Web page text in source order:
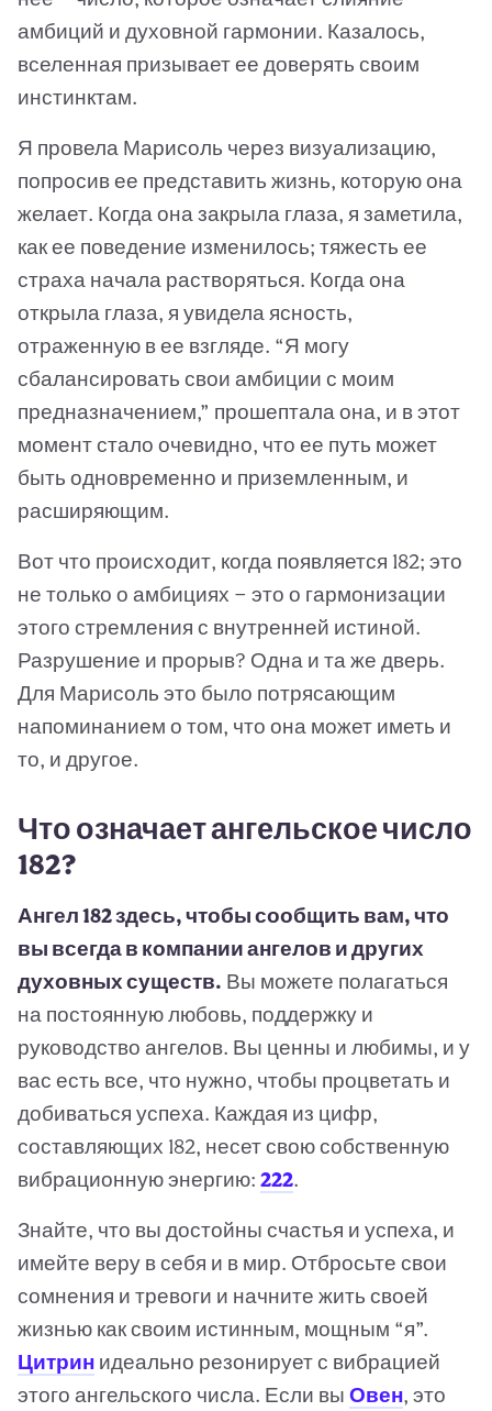
амбиций и духовной гармонии. Казалось,
вселенная призывает ее доверять своим
инстинктам.
Я провела Марисоль через визуализацию,
попросив ее представить жизнь, которую она
желает. Когда она закрыла глаза, я заметила,
как ее поведение изменилось; тяжесть ее
страха начала растворяться. Когда она
открыла глаза, я увидела ясность,
отраженную в ее взгляде. “Я могу
сбалансировать свои амбиции с моим
предназначением,” прошептала она, и в этот
момент стало очевидно, что ее путь может
быть одновременно и приземленным, и
расширяющим.
Вот что происходит, когда появляется 182; это
не только о амбициях — это о гармонизации
этого стремления с внутренней истиной.
Разрушение и прорыв? Одна и та же дверь.
Для Марисоль это было потрясающим
напоминанием о том, что она может иметь и
то, и другое.
Что означает ангельское число
182?
Ангел 182 здесь, чтобы сообщить вам, что
вы всегда в компании ангелов и других
духовных существ. Вы можете полагаться
на постоянную любовь, поддержку и
руководство ангелов. Вы ценны и любимы, и у
вас есть все, что нужно, чтобы процветать и
добиваться успеха. Каждая из цифр,
составляющих 182, несет свою собственную
вибрационную энергию: 222.
Знайте, что вы достойны счастья и успеха, и
имейте веру в себя и в мир. Отбросьте свои
сомнения и тревоги и начните жить своей
жизнью как своим истинным, мощным “я”.
Цитрин идеально резонирует с вибрацией
этого ангельского числа. Если вы Овен, это